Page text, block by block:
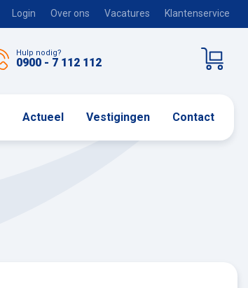
Login Over ons Vacatures Klantenservice
Hulp nodig?
0900 - 7 112 112
Actueel Vestigingen Contact